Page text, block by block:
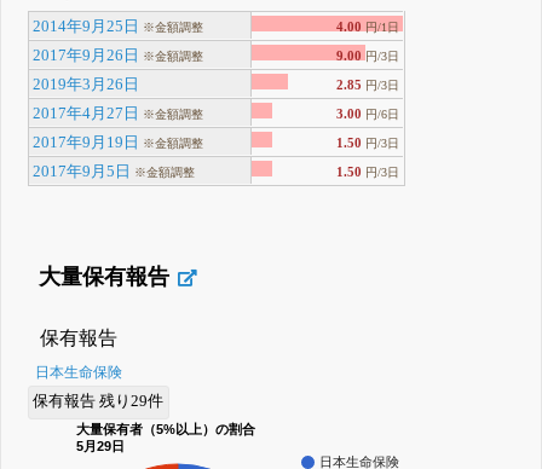
2014年9月25日 ※金額調整 4.00 円/1日
2017年9月26日 ※金額調整 9.00 円/3日
2019年3月26日 2.85 円/3日
2017年4月27日 ※金額調整 3.00 円/6日
2017年9月19日 ※金額調整 1.50 円/3日
2017年9月5日 ※金額調整 1.50 円/3日
大量保有報告
保有報告
日本生命保険
保有報告 残り29件
大量保有者（5%以上）の割合
5月29日
日本生命保険